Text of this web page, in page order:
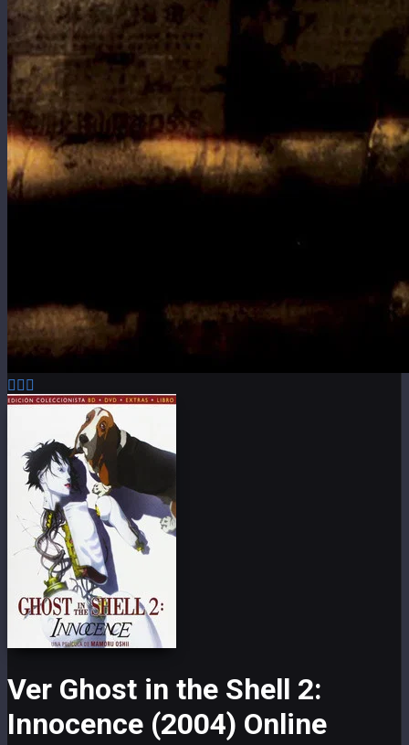
Ver Ghost in the Shell 2:
Innocence (2004) Online